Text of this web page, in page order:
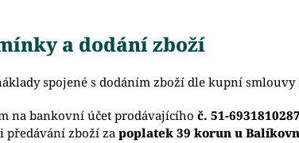
a dodání zboží
spojené s dodáním zboží dle kupní
na bankovní účet prodávajícího č. 51-
zboží zapoplatek 39 korun u